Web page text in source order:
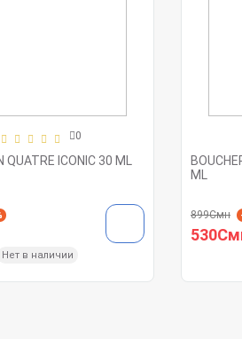
0
QUATRE ICONIC 30 ML
Нет в наличии
ML
899Смн